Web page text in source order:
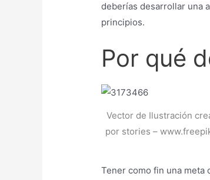
deberías desarrollar una
principios.
Por qué
Vector de Ilustración
por stories –
Tener como fin una meta